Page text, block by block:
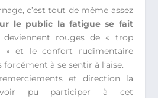
c’est tout de même assez
le public la fatigue se fait
rouges de « trop
» et le confort rudimentaire
forcément à se sentir à l’aise.
et direction la
pu participer à cet